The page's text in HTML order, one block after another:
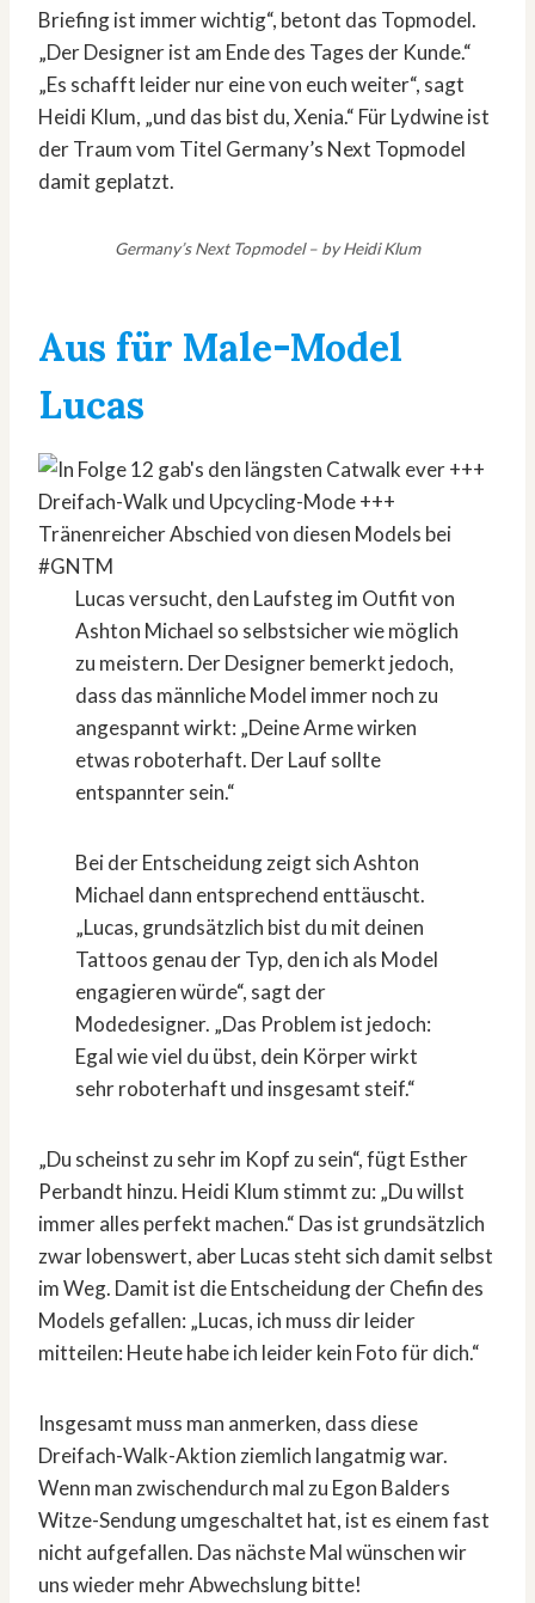
Briefing ist immer wichtig“, betont das Topmodel.
„Der Designer ist am Ende des Tages der Kunde.“
„Es schafft leider nur eine von euch weiter“, sagt
Heidi Klum, „und das bist du, Xenia.“ Für Lydwine ist
der Traum vom Titel Germany’s Next Topmodel
damit geplatzt.
Germany’s Next Topmodel – by Heidi Klum
Aus für Male-Model
Lucas
Lucas versucht, den Laufsteg im Outfit von
Ashton Michael so selbstsicher wie möglich
zu meistern. Der Designer bemerkt jedoch,
dass das männliche Model immer noch zu
angespannt wirkt: „Deine Arme wirken
etwas roboterhaft. Der Lauf sollte
entspannter sein.“
Bei der Entscheidung zeigt sich Ashton
Michael dann entsprechend enttäuscht.
„Lucas, grundsätzlich bist du mit deinen
Tattoos genau der Typ, den ich als Model
engagieren würde“, sagt der
Modedesigner. „Das Problem ist jedoch:
Egal wie viel du übst, dein Körper wirkt
sehr roboterhaft und insgesamt steif.“
„Du scheinst zu sehr im Kopf zu sein“, fügt Esther
Perbandt hinzu. Heidi Klum stimmt zu: „Du willst
immer alles perfekt machen.“ Das ist grundsätzlich
zwar lobenswert, aber Lucas steht sich damit selbst
im Weg. Damit ist die Entscheidung der Chefin des
Models gefallen: „Lucas, ich muss dir leider
mitteilen: Heute habe ich leider kein Foto für dich.“
Insgesamt muss man anmerken, dass diese
Dreifach-Walk-Aktion ziemlich langatmig war.
Wenn man zwischendurch mal zu Egon Balders
Witze-Sendung umgeschaltet hat, ist es einem fast
nicht aufgefallen. Das nächste Mal wünschen wir
uns wieder mehr Abwechslung bitte!